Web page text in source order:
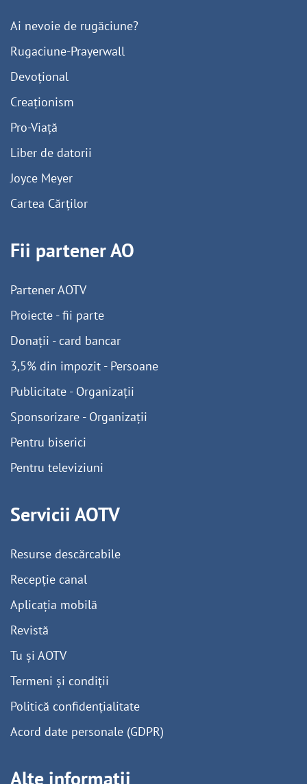
Ai nevoie de rugăciune?
Rugaciune-Prayerwall
Devoțional
Creaționism
Pro-Viață
Liber de datorii
Joyce Meyer
Cartea Cărților
Fii partener AO
Partener AOTV
Proiecte - fii parte
Donații - card bancar
3,5% din impozit - Persoane
Publicitate - Organizații
Sponsorizare - Organizații
Pentru biserici
Pentru televiziuni
Servicii AOTV
Resurse descărcabile
Recepție canal
Aplicația mobilă
Revistă
Tu și AOTV
Termeni și condiții
Politică confidențialitate
Acord date personale (GDPR)
Alte informații